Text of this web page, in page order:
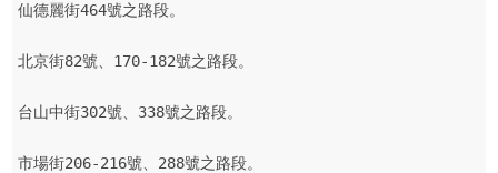
仙德麗街464號之路段。
北京街82號、170-182號之路段。
台山中街302號、338號之路段。
市場街206-216號、288號之路段。